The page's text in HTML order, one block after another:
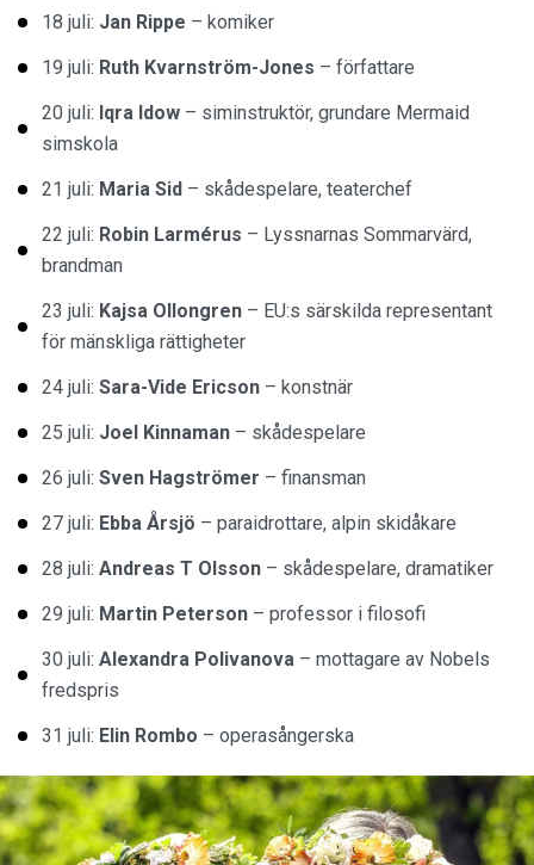
18 juli: Jan Rippe – komiker
19 juli: Ruth Kvarnström-Jones – författare
20 juli: Iqra Idow – siminstruktör, grundare Mermaid
simskola
21 juli: Maria Sid – skådespelare, teaterchef
22 juli: Robin Larmérus – Lyssnarnas Sommarvärd,
brandman
23 juli: Kajsa Ollongren – EU:s särskilda representant
för mänskliga rättigheter
24 juli: Sara-Vide Ericson – konstnär
25 juli: Joel Kinnaman – skådespelare
26 juli: Sven Hagströmer – finansman
27 juli: Ebba Årsjö – paraidrottare, alpin skidåkare
28 juli: Andreas T Olsson – skådespelare, dramatiker
29 juli: Martin Peterson – professor i filosofi
30 juli: Alexandra Polivanova – mottagare av Nobels
fredspris
31 juli: Elin Rombo – operasångerska